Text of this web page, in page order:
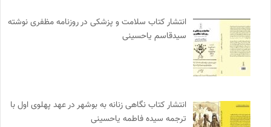
انتشار کتاب سلامت و پزشکی در روزنامه مظفری نوشته
سیدقاسم یاحسینی
انتشار کتاب نگاهی زنانه به بوشهر در عهد پهلوی اول با
ترجمه سیده فاطمه یاحسینی